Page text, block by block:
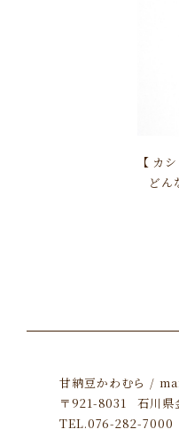
【 カ
どん
甘納豆かわむら
〒921-8031
石川県
TEL.076-282-7000